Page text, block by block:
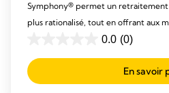
Symphony® permet un
plus rationalisé, tout en offrant aux
confortable et plus efficace.
0.0 (0)
out
of
En savoir